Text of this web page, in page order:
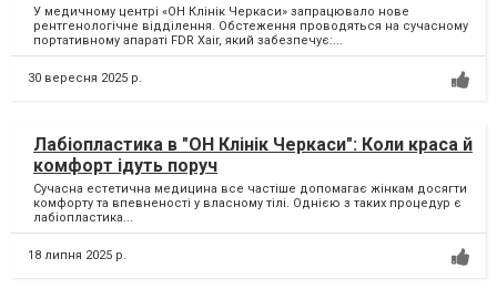
У медичному центрі «ОН Клінік Черкаси» запрацювало нове
рентгенологічне відділення. Обстеження проводяться на сучасному
портативному апараті FDR Xair, який забезпечує:...
30 вересня 2025 р.
Лабіопластика в "ОН Клінік Черкаси": Коли краса й
комфорт ідуть поруч
Сучасна естетична медицина все частіше допомагає жінкам досягти
комфорту та впевненості у власному тілі. Однією з таких процедур є
лабіопластика...
18 липня 2025 р.